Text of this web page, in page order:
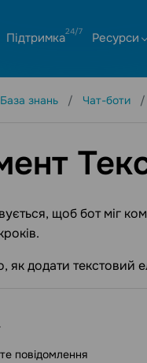
Підтримка Ресурси
База знань Чат-боти
щоб бот міг
як додати текстовий
повідомлення